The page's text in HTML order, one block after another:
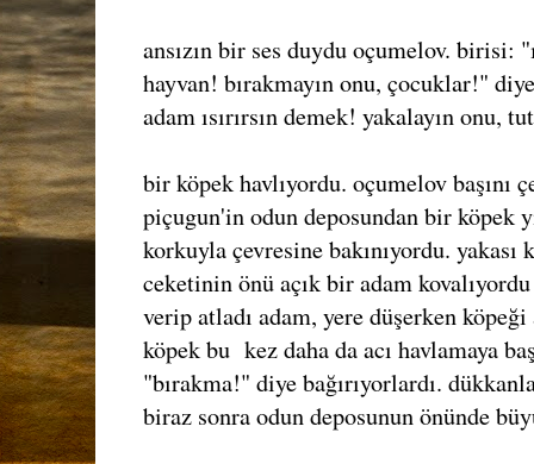
ansızın bir ses duydu oçumelov. birisi:
hayvan! bırakmayın onu, çocuklar!"
adam ısırırsın demek! yakalayın onu,
bir köpek havlıyordu. oçumelov başını
piçugun'in odun deposundan bir köpek
korkuyla çevresine bakınıyordu.
ceketinin önü açık bir adam
verip atladı adam, yere düşerken
köpek bu kez daha da acı havlamaya
"bırakma!" diye bağırıyorlardı.
biraz sonra odun deposunun önünde